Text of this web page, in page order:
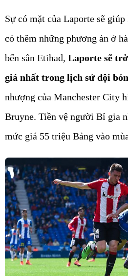
Sự có mặt của Laporte sẽ
có thêm những phương án ở
bến sân Etihad, Laporte sẽ
giá nhất trong lịch sử đội
nhượng của Manchester City
Bruyne. Tiền vệ người Bỉ gia
mức giá 55 triệu Bảng vào